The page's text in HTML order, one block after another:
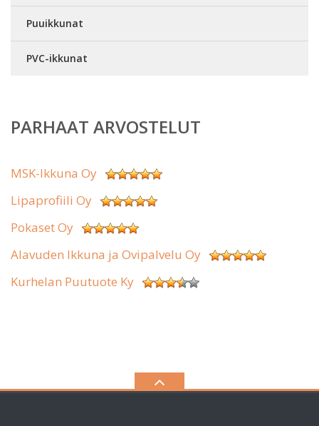
Puuikkunat
PVC-ikkunat
PARHAAT ARVOSTELUT
MSK-Ikkuna Oy
Lipaprofiili Oy
Pokaset Oy
Alavuden Ikkuna ja Ovipalvelu Oy
Kurhelan Puutuote Ky